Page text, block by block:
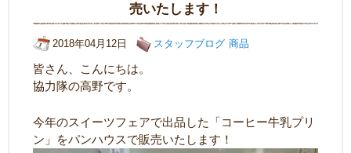
売いたします！
2018年04月12日 スタッフブログ 商品
皆さん、こんにちは。
協力隊の高野です。
今年のスイーツフェアで出品した「コーヒー牛乳プリ
ン」をパンハウスで販売いたします！